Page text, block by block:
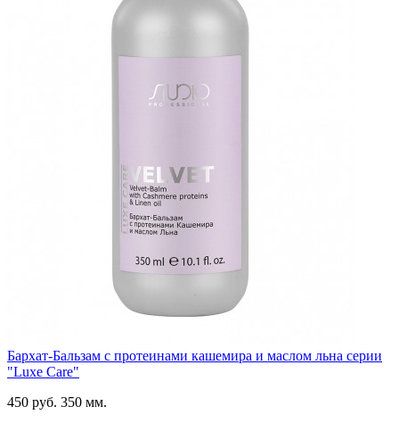
Бархат-Бальзам с протеинами кашемира и маслом льна серии
"Luxe Care"
450 руб. 350 мм.